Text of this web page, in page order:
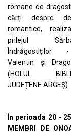
romane de
cărți despre
romantice,
prilejul
Valentin și
(HOLUL
JUDEȚENE ARGEȘ)
n perioada 20 -
MEMBRI DE